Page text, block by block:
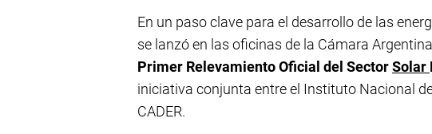
En un paso clave para el desarrollo de las
se lanzó en las oficinas de la Cámara
Primer Relevamiento Oficial del SectorSolar
iniciativa conjunta entre el Instituto Nacional
CADER.